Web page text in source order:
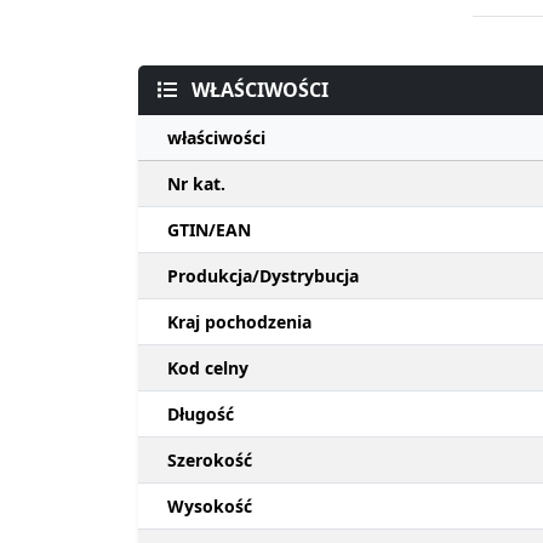
WŁAŚCIWOŚCI
właściwości
Nr kat.
GTIN/EAN
Produkcja/Dystrybucja
Kraj pochodzenia
Kod celny
Długość
Szerokość
Wysokość